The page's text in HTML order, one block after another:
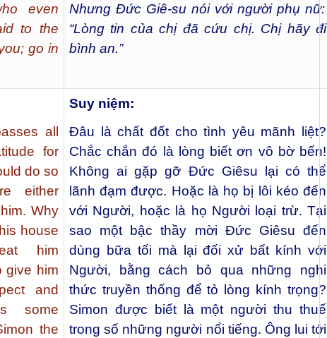
even
to the
go in
Nhưng Đức Giê-su nói với người phụ nữ:
“Lòng tin của chị đã cứu chị. Chị hãy đi
bình an.”
all
for
do so
either
Why
house
him
give him
and
some
the
Suy niệm:
Đâu là chất đốt cho tình yêu mãnh liệt?
Chắc chắn đó là lòng biết ơn vô bờ bến!
Không ai gặp gỡ Đức Giêsu lại có thể
lãnh đạm được. Hoặc là họ bị lôi kéo đến
với Người, hoặc là họ Người loại trừ. Tại
sao một bậc thầy mời Đức Giêsu đến
dùng bữa tối mà lại đối xử bất kính với
Người, bằng cách bỏ qua những nghi
thức truyền thống để tỏ lòng kính trọng?
Simon được biết là một người thu thuế
trong số những người nổi tiếng. Ông lui tới